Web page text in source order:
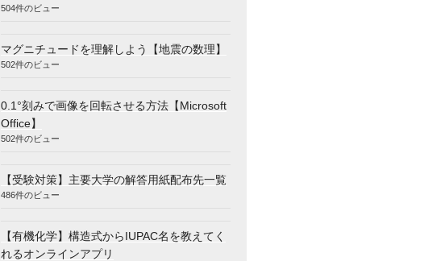
α=0
504件のビュー
マグニチュードを理解しよう【地震の数理】
502件のビュー
0.1°刻みで画像を回転させる方法【Microsoft
Office】
502件のビュー
【受験対策】主要大学の解答用紙配布先一覧
486件のビュー
【有機化学】構造式からIUPAC名を教えてく
れるオンラインアプリ